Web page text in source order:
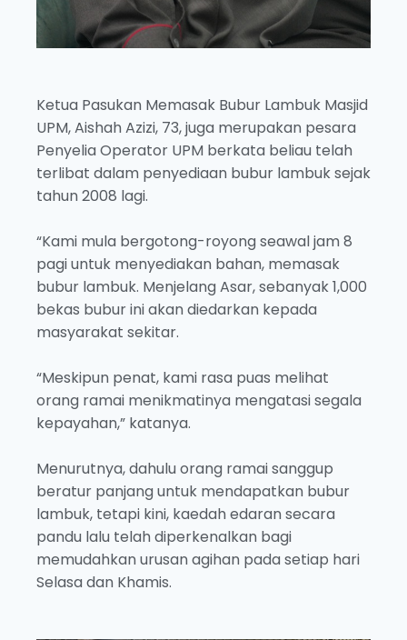
Ketua Pasukan Memasak Bubur Lambuk Masjid
UPM, Aishah Azizi, 73, juga merupakan pesara
Penyelia Operator UPM berkata beliau telah
terlibat dalam penyediaan bubur lambuk sejak
tahun 2008 lagi.
“Kami mula bergotong-royong seawal jam 8
pagi untuk menyediakan bahan, memasak
bubur lambuk. Menjelang Asar, sebanyak 1,000
bekas bubur ini akan diedarkan kepada
masyarakat sekitar.
“Meskipun penat, kami rasa puas melihat
orang ramai menikmatinya mengatasi segala
kepayahan,” katanya.
Menurutnya, dahulu orang ramai sanggup
beratur panjang untuk mendapatkan bubur
lambuk, tetapi kini, kaedah edaran secara
pandu lalu telah diperkenalkan bagi
memudahkan urusan agihan pada setiap hari
Selasa dan Khamis.